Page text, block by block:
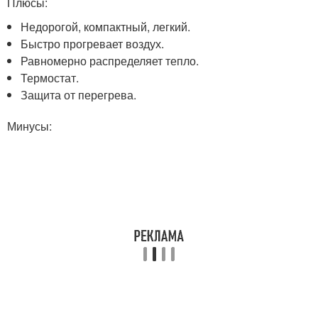
Недорогой, компактный, легкий.
Быстро прогревает воздух.
Равномерно распределяет тепло.
Термостат.
Защита от перегрева.
Минусы: